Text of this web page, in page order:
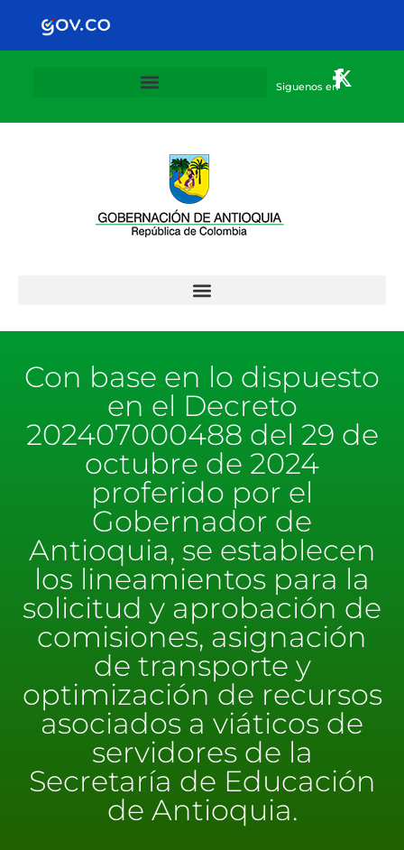
Siguenos en
Con base en lo dispuesto
en el Decreto
202407000488 del 29 de
octubre de 2024
proferido por el
Gobernador de
Antioquia, se establecen
los lineamientos para la
solicitud y aprobación de
comisiones, asignación
de transporte y
optimización de recursos
asociados a viáticos de
servidores de la
Secretaría de Educación
de Antioquia.